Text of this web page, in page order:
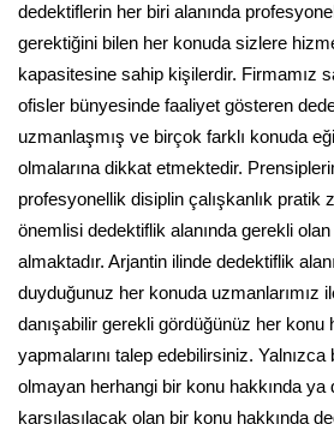
dedektiflerin her biri alanında
gerektiğini bilen her konuda sizlere
kapasitesine sahip kişilerdir. Firmamız
ofisler bünyesinde faaliyet gösteren
uzmanlaşmış ve birçok farklı konuda
olmalarına dikkat etmektedir.
profesyonellik disiplin çalışkanlık pratik
önemlisi dedektiflik alanında gerekli
almaktadır. Arjantin ilinde dedektiflik
duyduğunuz her konuda uzmanlarımız
danışabilir gerekli gördüğünüz her konu
yapmalarını talep edebilirsiniz.
olmayan herhangi bir konu hakkında ya
karşılaşılacak olan bir konu hakkında